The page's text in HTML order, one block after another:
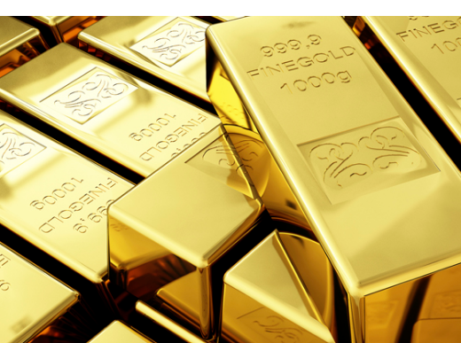
Retrospectiva e Números de
31 de dezembro de 2019 11 min de leitura